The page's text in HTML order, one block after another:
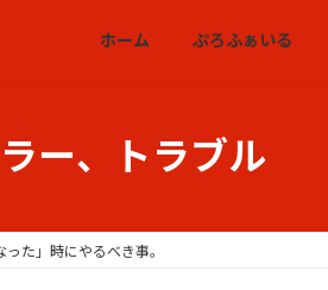
ホーム ぷろふぁいる
ー、トラブル
た」時にやるべき事。